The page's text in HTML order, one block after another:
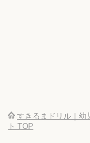
すきるまドリル｜幼
ト TOP